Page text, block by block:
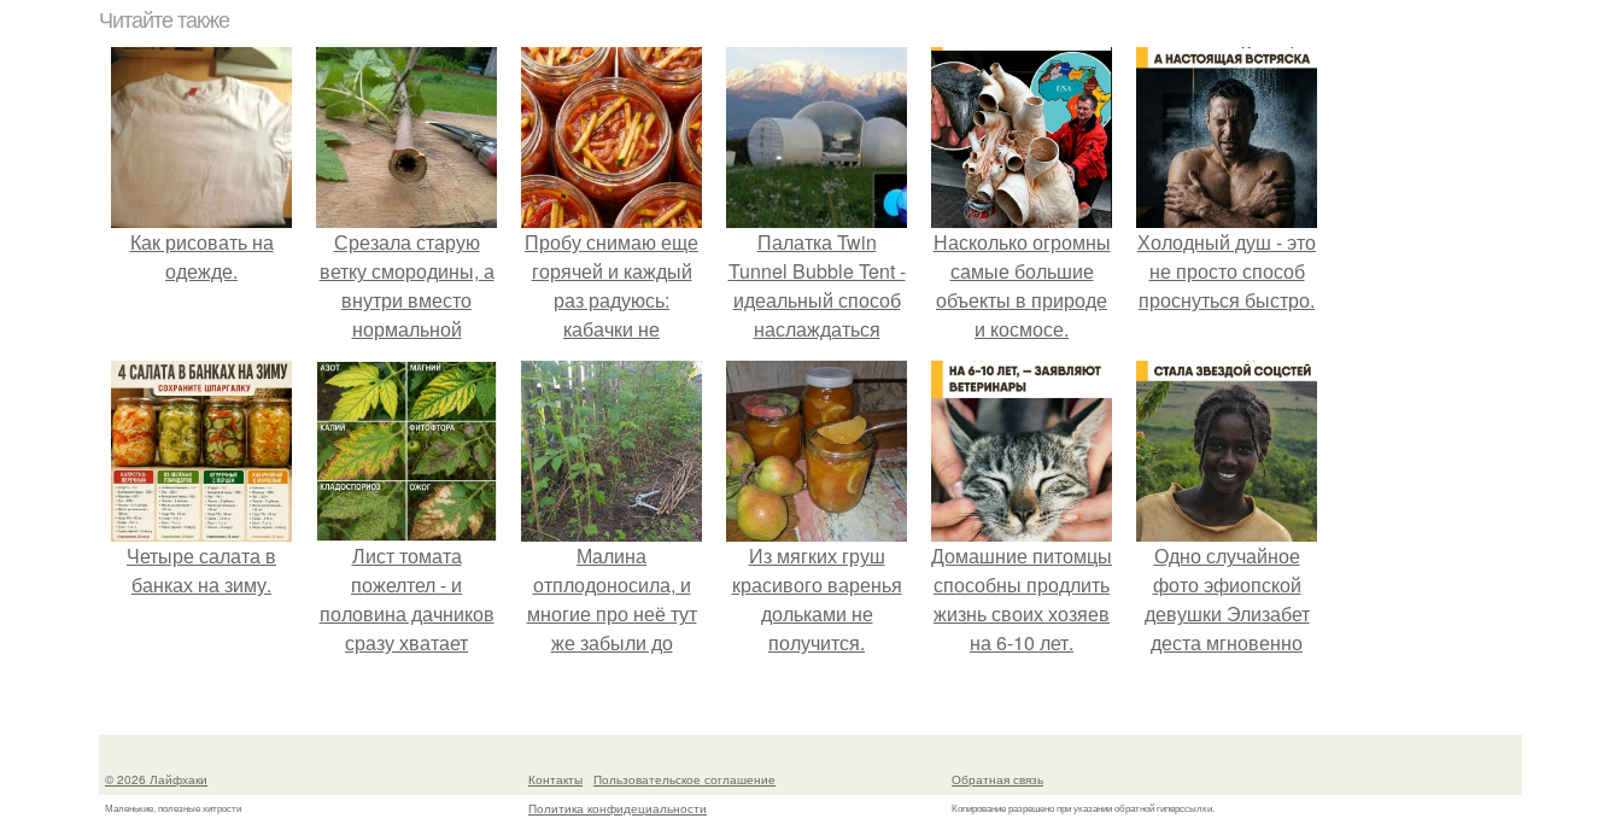
Читайте также
Как рисовать на
одежде.
Срезала старую
ветку смородины, а
внутри вместо
нормальной
светлой
сердцевины
оказалась чёрная
пустота.
Пробу снимаю еще
горячей и каждый
раз радуюсь:
кабачки не
развариваются, а
соус получается
густым и
пикантным.
Палатка Twin
Tunnel Bubble Tent -
идеальный способ
наслаждаться
природой.
Насколько огромны
самые большие
объекты в природе
и космосе.
Холодный душ - это
не просто способ
проснуться быстро.
Четыре салата в
банках на зиму.
Лист томата
пожелтел - и
половина дачников
сразу хватает
Малина
отплодоносила, и
многие про неё тут
же забыли до
Из мягких груш
красивого варенья
дольками не
получится.
Домашние питомцы
способны продлить
жизнь своих хозяев
на 6-10 лет.
Одно случайное
фото эфиопской
девушки Элизабет
деста мгновенно
сделало её новой
© 2026 Лайфхаки
Маленькие, полезные хитрости
Контакты
Пользовательское соглашение
Политика конфидециальности
Обратная связь
Копирование разрешено при указании обратной гиперссылки.